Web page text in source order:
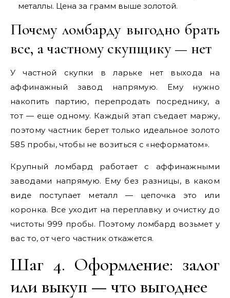
металлы. Цена за грамм выше золотой.
Почему ломбарду выгодно брать
все, а частному скупщику — нет
У частной скупки в ларьке нет выхода на
аффинажный завод напрямую. Ему нужно
накопить партию, перепродать посреднику, а
тот — еще одному. Каждый этап съедает маржу,
поэтому частник берет только идеальное золото
585 пробы, чтобы не возиться с «неформатом».
Крупный ломбард работает с аффинажными
заводами напрямую. Ему без разницы, в каком
виде поступает металл — цепочка это или
коронка. Все уходит на переплавку и очистку до
чистоты 999 пробы. Поэтому ломбард возьмет у
вас то, от чего частник откажется.
Шаг 4. Оформление: залог
или выкуп — что выгоднее